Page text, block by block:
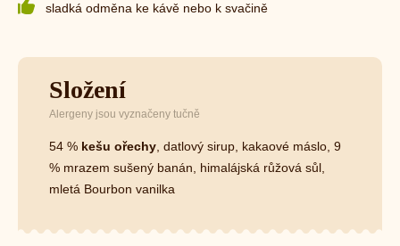
sladká odměna ke kávě nebo k svačině
Složení
Alergeny jsou vyznačeny tučně
54 % kešu ořechy , datlový sirup, kakaové máslo, 9
% mrazem sušený banán, himalájská růžová sůl,
mletá Bourbon vanilka